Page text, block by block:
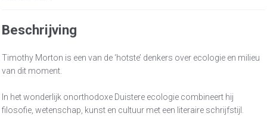
Beschrijving
Timothy Morton is een van de ‘hotste’ denkers over ecologie en milieu
van dit moment.
In het wonderlijk onorthodoxe Duistere ecologie combineert hij
filosofie, wetenschap, kunst en cultuur met een literaire schrijfstijl.